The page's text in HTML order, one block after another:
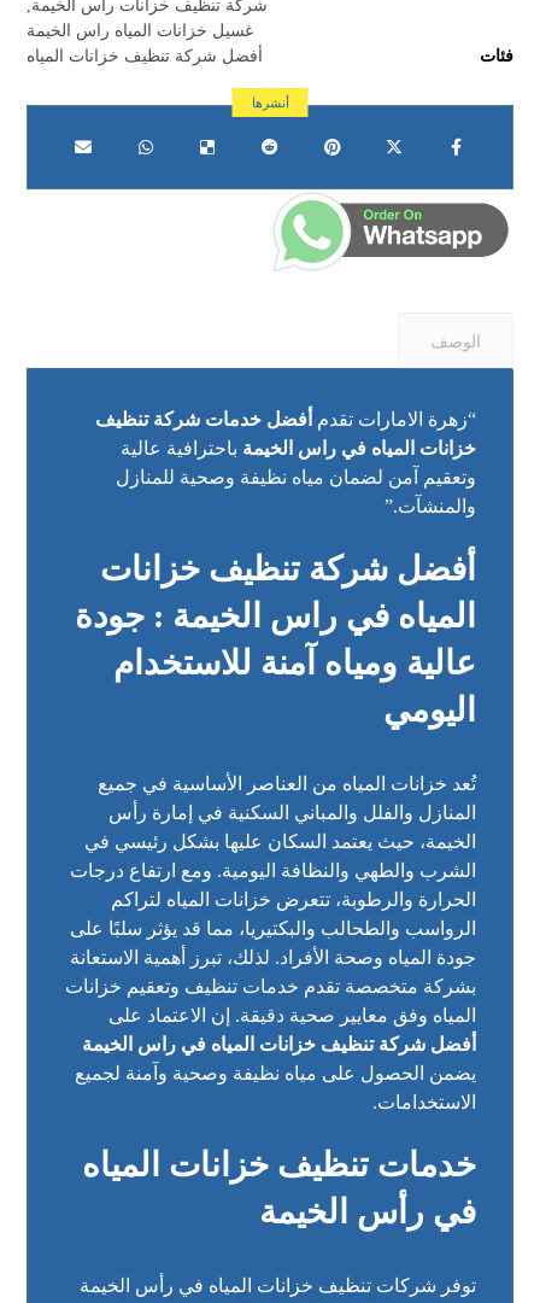
شركة تنظيف خزانات راس الخيمة,
غسيل خزانات المياه راس الخيمة
فئات
أفضل شركة تنظيف خزانات المياه
الوصف
“زهرة الامارات تقدم أفضل خدمات شركة تنظيف
خزانات المياه في راس الخيمة باحترافية عالية
وتعقيم آمن لضمان مياه نظيفة وصحية للمنازل
والمنشآت.”
أفضل شركة تنظيف خزانات
المياه في راس الخيمة : جودة
عالية ومياه آمنة للاستخدام
اليومي
تُعد خزانات المياه من العناصر الأساسية في جميع
المنازل والفلل والمباني السكنية في إمارة رأس
الخيمة، حيث يعتمد السكان عليها بشكل رئيسي في
الشرب والطهي والنظافة اليومية. ومع ارتفاع درجات
الحرارة والرطوبة، تتعرض خزانات المياه لتراكم
الرواسب والطحالب والبكتيريا، مما قد يؤثر سلبًا على
جودة المياه وصحة الأفراد. لذلك، تبرز أهمية الاستعانة
بشركة متخصصة تقدم خدمات تنظيف وتعقيم خزانات
المياه وفق معايير صحية دقيقة. إن الاعتماد على
أفضل شركة تنظيف خزانات المياه في راس الخيمة
يضمن الحصول على مياه نظيفة وصحية وآمنة لجميع
الاستخدامات.
خدمات تنظيف خزانات المياه
في رأس الخيمة
توفر شركات تنظيف خزانات المياه في رأس الخيمة